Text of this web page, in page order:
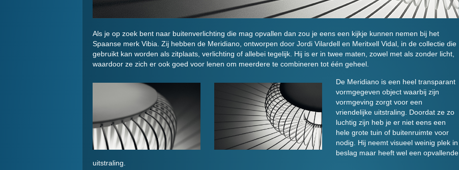
Als je op zoek bent naar buitenverlichting die mag opvallen dan zou je eens een kijkje kunnen nemen bij het
Spaanse merk Vibia. Zij hebben de Meridiano, ontworpen door Jordi Vilardell en Meritxell Vidal, in de collectie die
gebruikt kan worden als zitplaats, verlichting of allebei tegelijk. Hij is er in twee maten, zowel met als zonder licht,
waardoor ze zich er ook goed voor lenen om meerdere te combineren tot één geheel.
De Meridiano is een heel transparant
vormgegeven object waarbij zijn
vormgeving zorgt voor een
vriendelijke uitstraling. Doordat ze zo
luchtig zijn heb je er niet eens een
hele grote tuin of buitenruimte voor
nodig. Hij neemt visueel weinig plek in
beslag maar heeft wel een opvallende
uitstraling.